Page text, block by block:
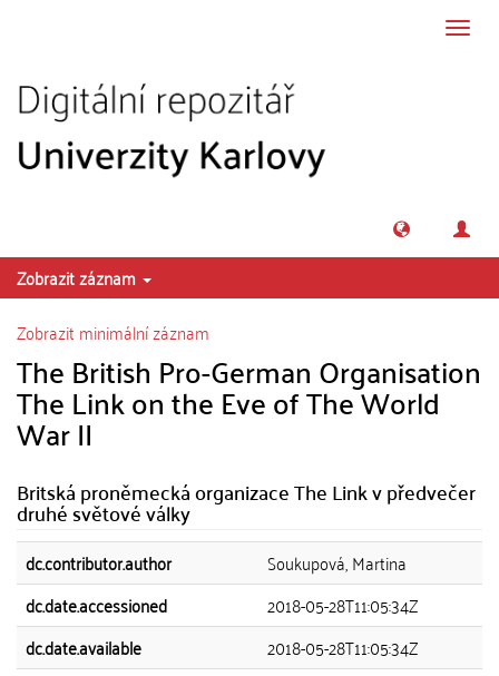
Zobrazit záznam
Zobrazit minimální záznam
The British Pro-German Organisation
The Link on the Eve of The World
War II
Britská proněmecká organizace The Link v předvečer
druhé světové války
dc.contributor.author
Soukupová, Martina
dc.date.accessioned
2018-05-28T11:05:34Z
dc.date.available
2018-05-28T11:05:34Z